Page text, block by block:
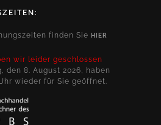
finden Sie HIER
wir leider geschlossen
den 8. August 2026, haben
wieder für Sie geöffnet.